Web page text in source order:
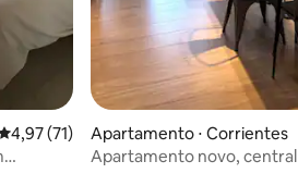
de uma avaliação média de 5, 71
4,97 (71)
Apartamento ⋅ Corrientes
Apartamento novo,